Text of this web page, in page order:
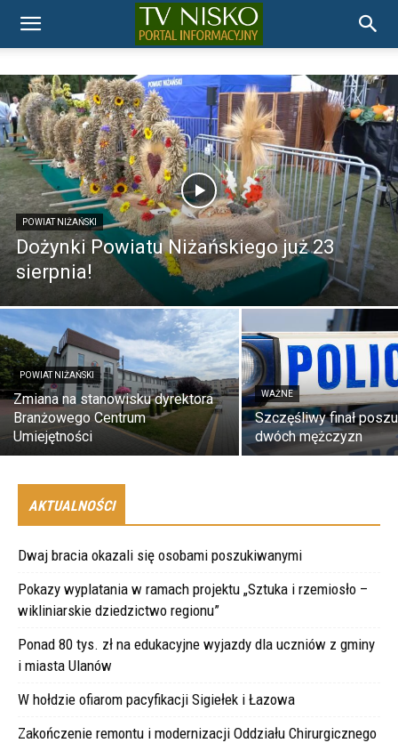
TELEWIZJA
NISKO
POWIAT NIŻAŃSKI
Dożynki Powiatu Niżańskiego już 23
sierpnia!
POWIAT NIŻAŃSKI
Zmiana na stanowisku dyrektora
Branżowego Centrum
Umiejętności
WAŻNE
Szczęśliwy finał
dwóch mężczyzn
AKTUALNOŚCI
Dwaj bracia okazali się osobami poszukiwanymi
Pokazy wyplatania w ramach projektu „Sztuka i rzemiosło –
wikliniarskie dziedzictwo regionu”
Ponad 80 tys. zł na edukacyjne wyjazdy dla uczniów z gminy
i miasta Ulanów
W hołdzie ofiarom pacyfikacji Sigiełek i Łazowa
Zakończenie remontu i modernizacji Oddziału Chirurgicznego